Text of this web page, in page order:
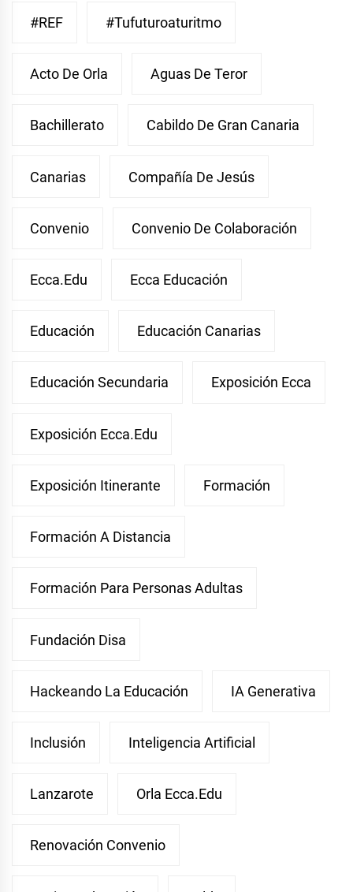
#REF #Tufuturoaturitmo
Acto De Orla Aguas De Teror
Bachillerato Cabildo De Gran Canaria
Canarias Compañía De Jesús
Convenio Convenio De Colaboración
Ecca.edu Ecca Educación
Educación Educación Canarias
Educación Secundaria Exposición Ecca
Exposición Ecca.edu
Exposición Itinerante Formación
Formación A Distancia
Formación Para Personas Adultas
Fundación Disa
Hackeando La Educación IA Generativa
Inclusión Inteligencia Artificial
Lanzarote Orla Ecca.edu
Renovación Convenio